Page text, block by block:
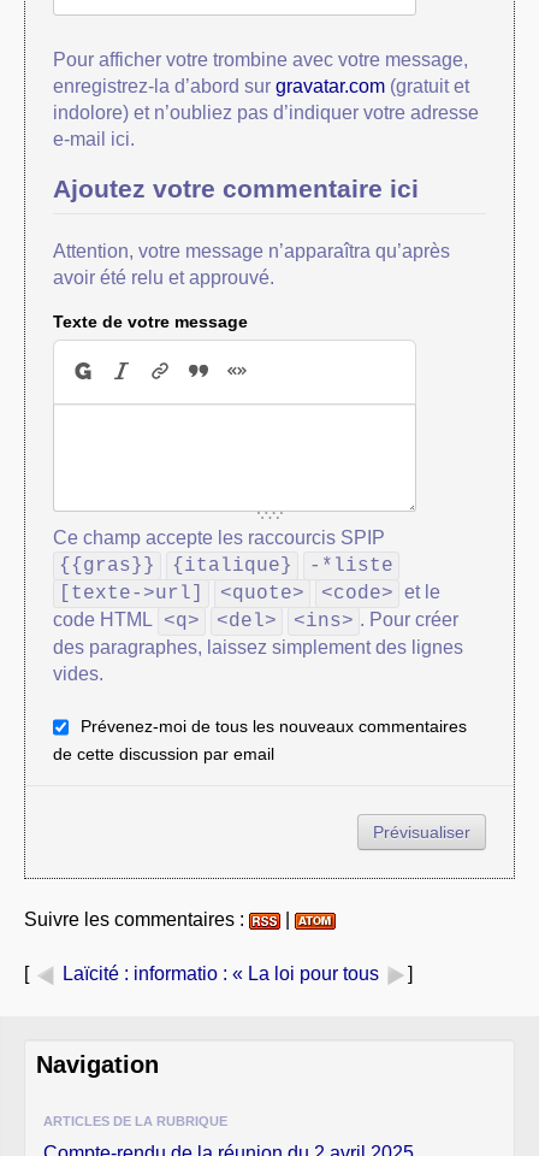
Pour afficher votre trombine avec votre message,
enregistrez-la d’abord sur gravatar.com(gratuit et
indolore) et n’oubliez pas d’indiquer votre adresse
e-mail ici.
Ajoutez votre commentaire ici
Attention, votre message n’apparaîtra qu’après
avoir été relu et approuvé.
Texte de votre message
Ce champ accepte les raccourcis SPIP
{{gras}} {italique}
-*liste
[texte->url]
<quote> <code> et le
code HTML
<q> <del> <ins> . Pour créer
des paragraphes, laissez simplement des lignes
vides.
Prévenez-moi de tous les nouveaux commentaires
de cette discussion par email
Suivre les commentaires :
[ Laïcité : informatio : « La loi pour tous ]
Navigation
ARTICLES DE LA RUBRIQUE